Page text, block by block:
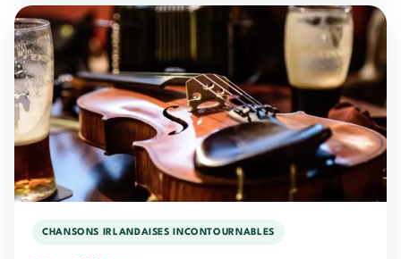
CHANSONS IRLANDAISES INCONTOURNABLES